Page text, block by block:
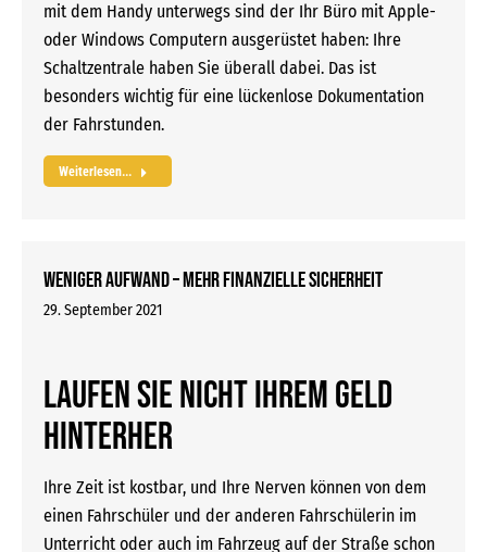
mit dem Handy unterwegs sind der Ihr Büro mit Apple-
oder Windows Computern ausgerüstet haben: Ihre
Schaltzentrale haben Sie überall dabei. Das ist
besonders wichtig für eine lückenlose Dokumentation
der Fahrstunden.
Weiterlesen...
Weniger Aufwand – mehr finanzielle Sicherheit
29. September 2021
LAUFEN SIE NICHT IHREM GELD
HINTERHER
Ihre Zeit ist kostbar, und Ihre Nerven können von dem
einen Fahrschüler und der anderen Fahrschülerin im
Unterricht oder auch im Fahrzeug auf der Straße schon